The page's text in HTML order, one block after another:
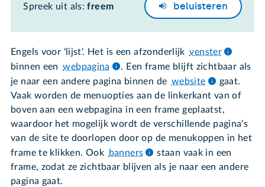
Spreek uit als:freem beluisteren
Engels voor 'lijst'. Het is een afzonderlijk venster
binnen een webpagina
. Een frame blijft zichtbaar als
je naar een andere pagina binnen de website
gaat.
Vaak worden de menuopties aan de linkerkant van of
boven aan een webpagina in een frame geplaatst,
waardoor het mogelijk wordt de verschillende pagina's
van de site te doorlopen door op de menukoppen in het
frame te klikken. Ook
banners
staan vaak in een
frame, zodat ze zichtbaar blijven als je naar een andere
pagina gaat.